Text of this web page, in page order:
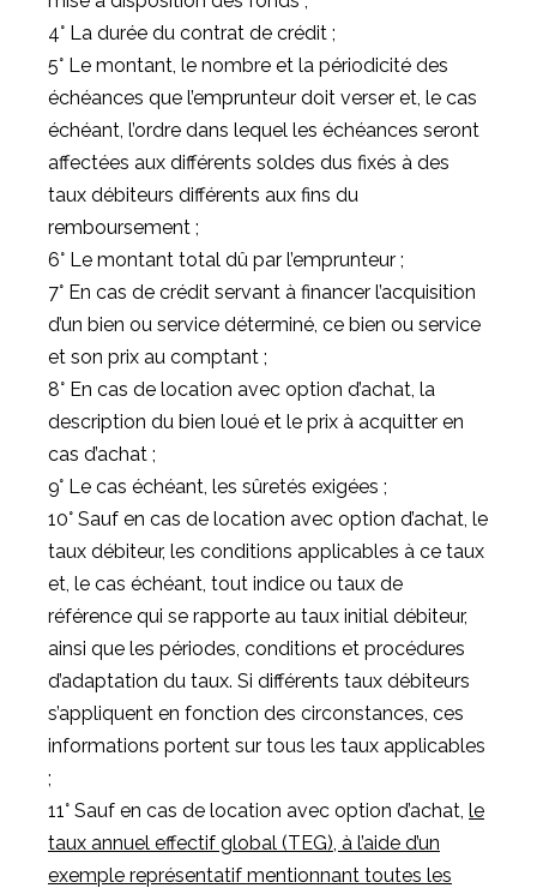
4° La durée du contrat de crédit ;
5° Le montant, le nombre et la périodicité des
échéances que l’emprunteur doit verser et, le cas
échéant, l’ordre dans lequel les échéances seront
affectées aux différents soldes dus fixés à des
taux débiteurs différents aux fins du
remboursement ;
6° Le montant total dû par l’emprunteur ;
7° En cas de crédit servant à financer l’acquisition
d’un bien ou service déterminé, ce bien ou service
et son prix au comptant ;
8° En cas de location avec option d’achat, la
description du bien loué et le prix à acquitter en
cas d’achat ;
9° Le cas échéant, les sûretés exigées ;
10° Sauf en cas de location avec option d’achat, le
taux débiteur, les conditions applicables à ce taux
et, le cas échéant, tout indice ou taux de
référence qui se rapporte au taux initial débiteur,
ainsi que les périodes, conditions et procédures
d’adaptation du taux. Si différents taux débiteurs
s’appliquent en fonction des circonstances, ces
informations portent sur tous les taux applicables
;
11° Sauf en cas de location avec option d’achat, le
taux annuel effectif global (TEG), à l’aide d’un
exemple représentatif mentionnant toutes les